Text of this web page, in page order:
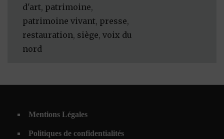
d'art, patrimoine,
patrimoine vivant, presse,
restauration, siège, voix du
nord
Mentions Légales
Politiques de confidentialités